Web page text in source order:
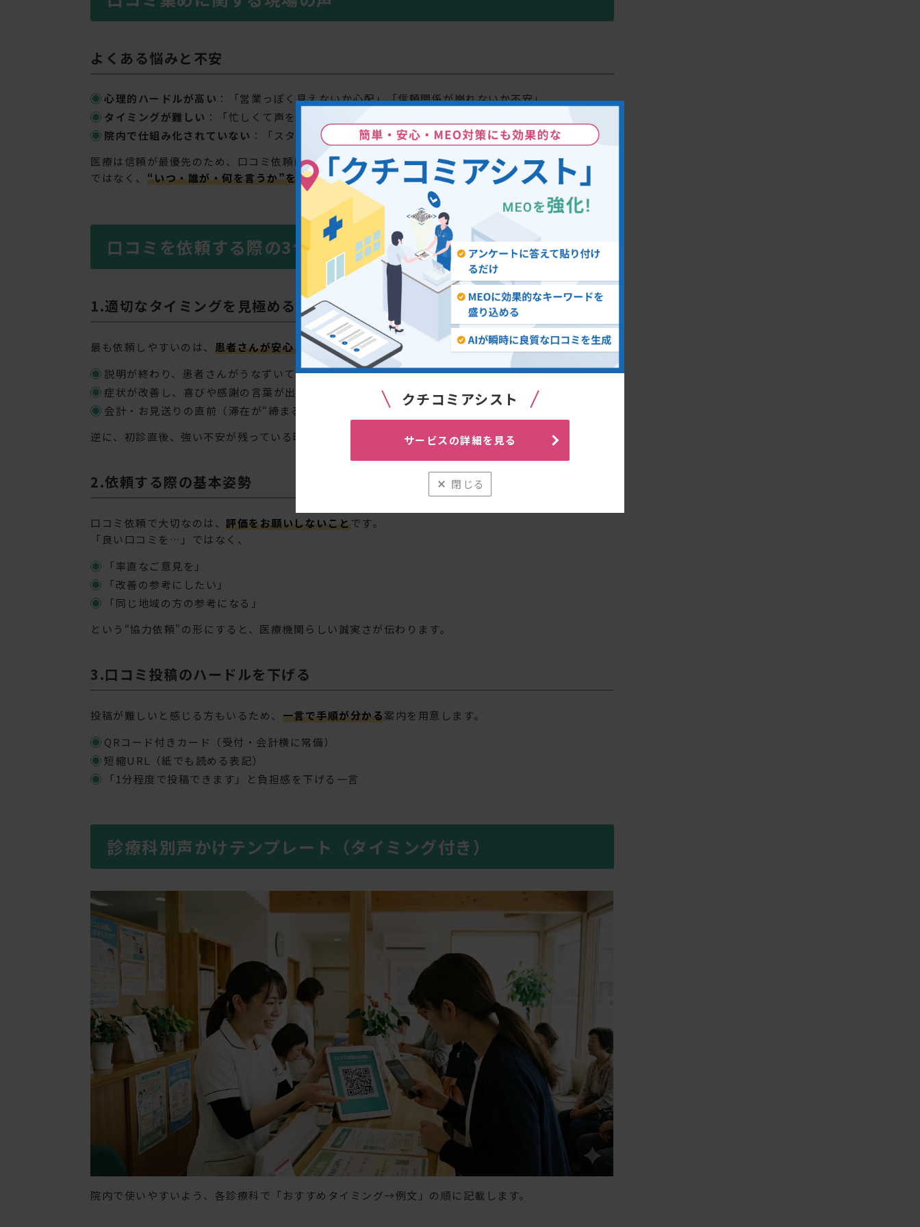
よくある悩みと不安
心理的ハードルが高い ：「営業っぽく見えないか心配」「信頼関係が崩れないか不安」
タイミングが難しい ：「忙しくて声をかける余裕がない」「タイミングが分からない」
院内で仕組み化されていない ：「スタッフによって言い方がバラバラで、院として統一できない」
医療は信頼が最優先のため、口コミ依頼に慎重になるのは自然です。だからこそ、勢いでお願いするの
ではなく、 “いつ・誰が・何を言うか”を決めておくことが成功の近道になります。
口コミを依頼する際の3つの基本
1.適切なタイミングを見極める
最も依頼しやすいのは、 患者さんが安心・納得している瞬間です。たとえば以下が代表的です。
説明が終わり、患者さんがうなずいている（納得の直後）
症状が改善し、喜びや感謝の言葉が出た直後
会計・お見送りの直前（滞在が“締まる”瞬間）
逆に、初診直後、強い不安が残っている時、待ち時間が長く不満が出ている時は避けましょう。
2.依頼する際の基本姿勢
口コミ依頼で大切なのは、 評価をお願いしないことです。
「良い口コミを…」ではなく、
「率直なご意見を」
「改善の参考にしたい」
「同じ地域の方の参考になる」
という“協力依頼”の形にすると、医療機関らしい誠実さが伝わります。
3.口コミ投稿のハードルを下げる
投稿が難しいと感じる方もいるため、 一言で手順が分かる案内を用意します。
QRコード付きカード（受付・会計横に常備）
短縮URL（紙でも読める表記）
「1分程度で投稿できます」と負担感を下げる一言
診療科別声かけテンプレート（タイミング付き）
院内で使いやすいよう、各診療科で「おすすめタイミング→例文」の順に記載します。
クチコミアシスト
サービスの詳細を見る
閉じる